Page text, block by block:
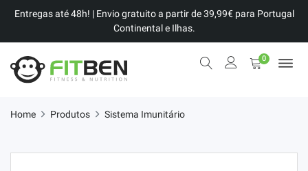
Entregas até 48h! | Envio gratuito a partir de 39,99€ para Portugal
Continental e Ilhas.
0
Home Produtos Sistema Imunitário